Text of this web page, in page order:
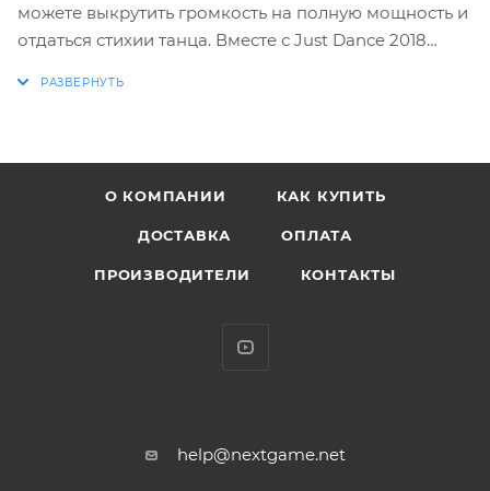
можете выкрутить громкость на полную мощность и
отдаться стихии танца. Вместе с Just Dance 2018
порадует и звезд вечеринок, и начинающих
танцоров, и настоящих профессионалов, готовых к
просто как никогда!
Присоединяйтесь к миллионам игроков всего мира
многим поколениям! Танцуйте под 40 совершенно
О КОМПАНИИ КАК КУПИТЬ
ДОСТАВКА ОПЛАТА
ПРОИЗВОДИТЕЛИ КОНТАКТЫ
help@nextgame.net